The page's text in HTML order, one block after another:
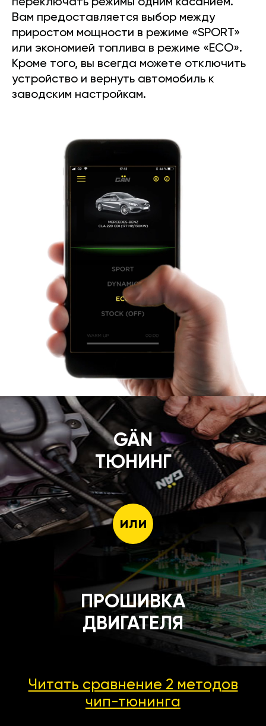
переключать режимы одним касанием.
Вам предоставляется выбор между
приростом мощности в режиме «SPORT»
или экономией топлива в режиме «ECO».
Кроме того, вы всегда можете отключить
устройство и вернуть автомобиль к
заводским настройкам.
GÄN
ТЮНИНГ
или
ПРОШИВКА
ДВИГАТЕЛЯ
Читать сравнение 2 методов
чип-тюнинга